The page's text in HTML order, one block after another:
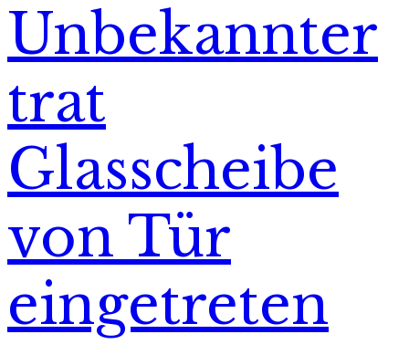
Unbekannter
trat
Glasscheibe
von Tür
eingetreten